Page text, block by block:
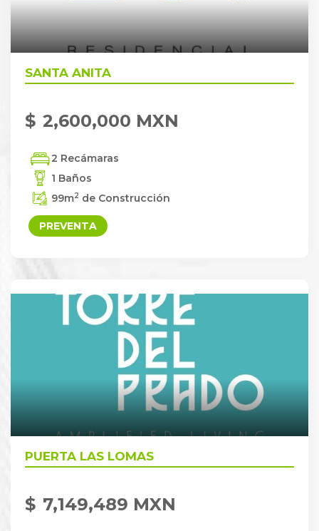
SANTA ANITA
$ 2,600,000 MXN
2 Recámaras
1 Baños
99m2 de Construcción
PREVENTA
PUERTA LAS LOMAS
$ 7,149,489 MXN